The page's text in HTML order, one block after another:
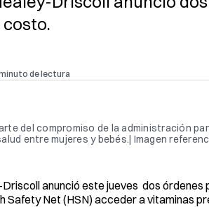
de lectura
del compromiso de la administración
entre mujeres y bebés.| Imagen
anunció este jueves dos
Safety Net (HSN) acceder a vitaminas